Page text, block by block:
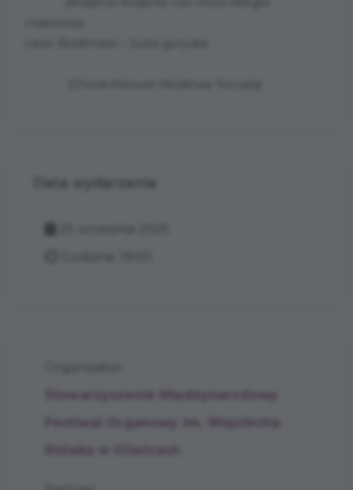
Stowarzyszenie Międzynarodowy
Festiwal Organowy im. Wojciecha